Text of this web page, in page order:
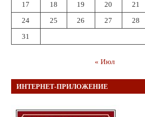
17 18 19 20 21
24 25 26 27 28
31
« Июл
ИНТЕРНЕТ-ПРИЛОЖЕНИЕ